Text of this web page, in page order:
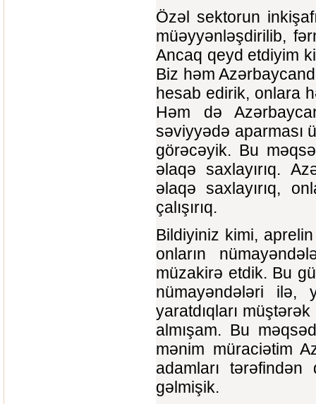
Özəl sektorun
müəyyənləşdirilib,
Ancaq qeyd etdiyim
Biz həm
hesab edirik, onlara
Həm də
səviyyədə aparması
görəcəyik. Bu
əlaqə saxlayırıq.
əlaqə saxlayırıq,
çalışırıq.
Bildiyiniz kimi,
onların
müzakirə etdik. Bu
nümayəndələri ilə,
yaratdıqları
almışam. Bu
mənim müraciətim
adamları
gəlmişik.